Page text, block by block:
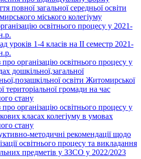
повної загальної середньої освіти
міського колегіуму
освітнього процесу у 2021-
уроків 1-4 класів на ІІ семестр 2021-
організацію освітнього процесу у
дошкільної,загальної
освіти Житомирської
територіальної громади на час
стану
організацію освітнього процесу у
класах колегіуму в умовах
стану
методичні рекомендації щодо
освітнього процесу та викладання
предметів у ЗЗСО у 2022/2023